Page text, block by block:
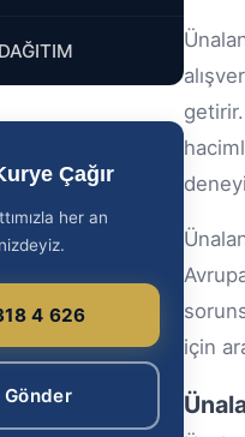
Çağır
her an
4 626
Gönder
için